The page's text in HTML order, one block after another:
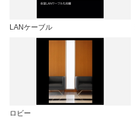
LANケーブル
ロビー